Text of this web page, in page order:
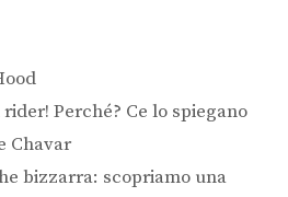
Perché? Ce lo spiegano
Chavar
bizzarra: scopriamo una